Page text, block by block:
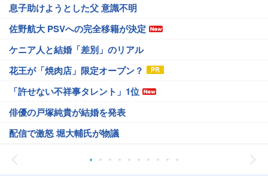
息子助けようとした父 意識不明
佐野航大 PSVへの完全移籍が決定
ケニア人と結婚「差別」のリアル
花王が「焼肉店」限定オープン？
「許せない不祥事タレント」1位
俳優の戸塚純貴が結婚を発表
配信で激怒 堀大輔氏が物議